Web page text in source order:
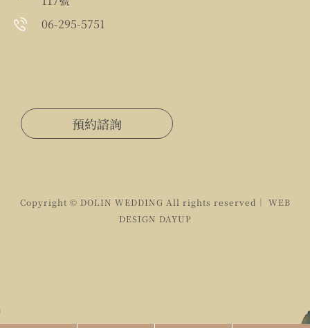
06-295-5751
預約諮詢
Copyright © DOLIN WEDDING All rights reserved｜ WEB
DESIGN DAYUP